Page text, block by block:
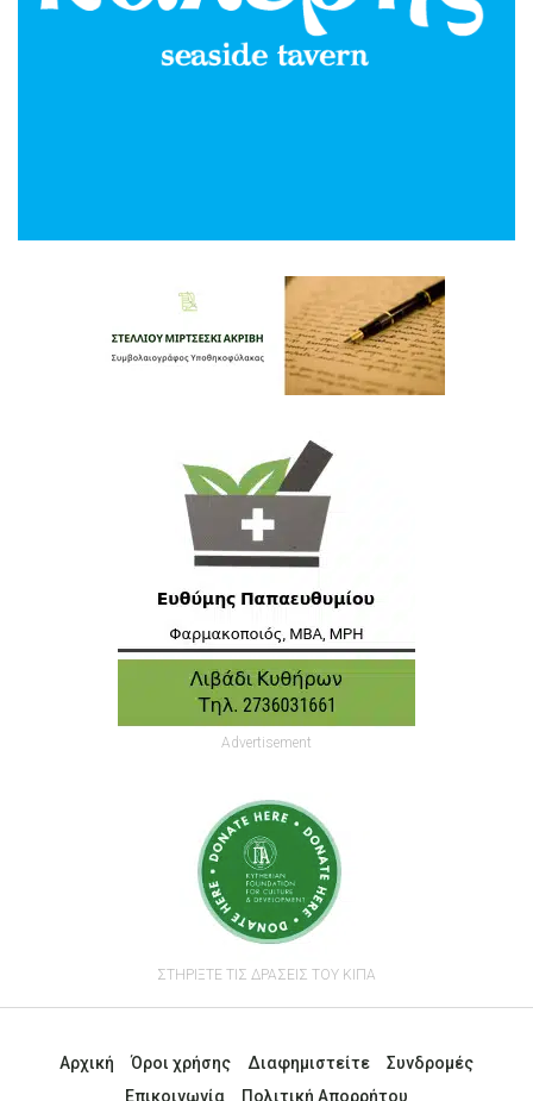
Advertisement
ΣΤΗΡΙΞΤΕ ΤΙΣ ΔΡΑΣΕΙΣ ΤΟΥ ΚΙΠΑ
Αρχική Όροι χρήσης Διαφημιστείτε
Συνδρομές
Επικοινωνία
Πολιτική Απορρήτου